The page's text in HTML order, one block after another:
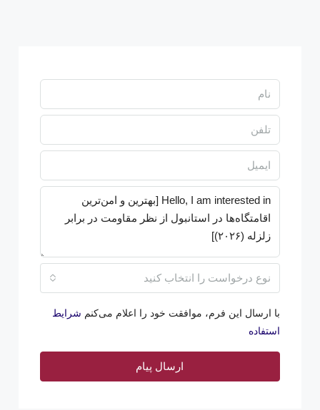
نوع درخواست را انتخاب کنید
با ارسال این فرم، موافقت خود را اعلام می‌کنم شرایط
استفاده
ارسال پیام